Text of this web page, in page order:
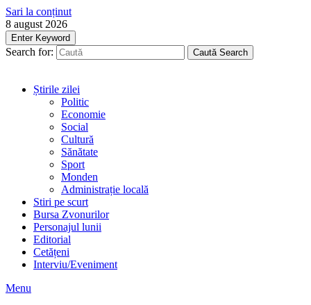
Sari la conținut
8 august 2026
Enter Keyword
Search for: Caută Search
Știrile zilei
Politic
Economie
Social
Cultură
Sănătate
Sport
Monden
Administrație locală
Stiri pe scurt
Bursa Zvonurilor
Personajul lunii
Editorial
Cetățeni
Interviu/Eveniment
Menu